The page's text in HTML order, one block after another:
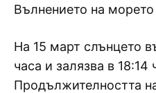
Вълнението на
На 15 март слънцето
часа и залязва в 18:14
Продължителността